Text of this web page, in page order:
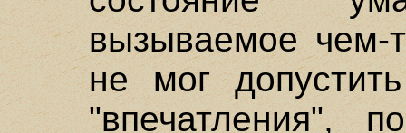
вызываемое
не мог
"впечатления",